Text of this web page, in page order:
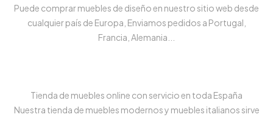
Puede comprar muebles de diseño en nuestro sitio web desde
cualquier país de Europa, Enviamos pedidos a Portugal,
Francia, Alemania...
Tienda de muebles online con servicio en toda España
Nuestra tienda de muebles modernos y muebles italianos sirve